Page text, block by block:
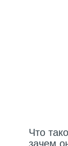
Что
зачем